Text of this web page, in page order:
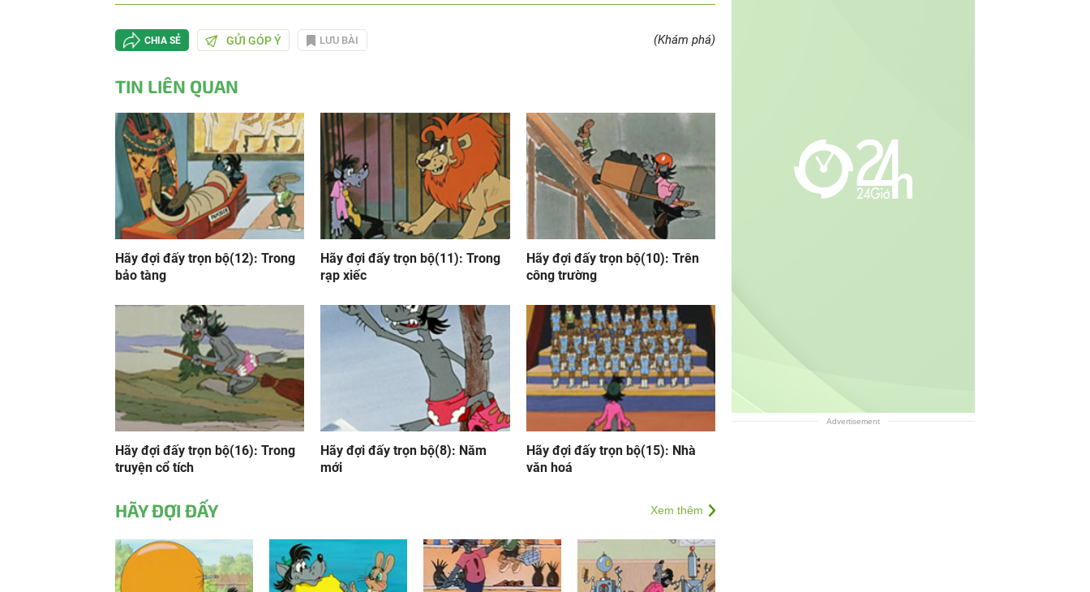
tại
CHIA SẺ GỬI GÓP Ý LƯU BÀI (Khám phá)
TIN LIÊN QUAN
Hãy đợi đấy trọn bộ(12): Trong
bảo tàng
Hãy đợi đấy trọn bộ(11): Trong
rạp xiếc
Hãy đợi đấy trọn bộ(10): Trên
công trường
Hãy đợi đấy trọn bộ(16): Trong
truyện cổ tích
Hãy đợi đấy trọn bộ(8): Năm
mới
Hãy đợi đấy trọn bộ(15): Nhà
văn hoá
HÃY ĐỢI ĐẤY Xem thêm
Advertisement